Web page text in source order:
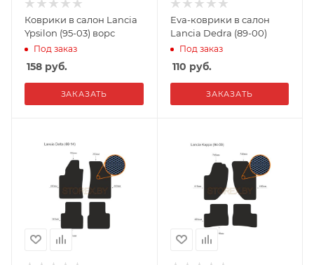
Коврики в салон Lancia
Ypsilon (95-03) ворс
Под заказ
158 руб.
ЗАКАЗАТЬ
Eva-коврики в салон
Lancia Dedra (89-00)
Под заказ
110 руб.
ЗАКАЗАТЬ